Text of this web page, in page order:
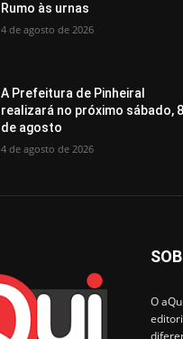
Rumo às urnas
4 de agosto de 2026
A Prefeitura de Pinheiral
realizará no próximo sábado, 8
de agosto
4 de agosto de 2026
O